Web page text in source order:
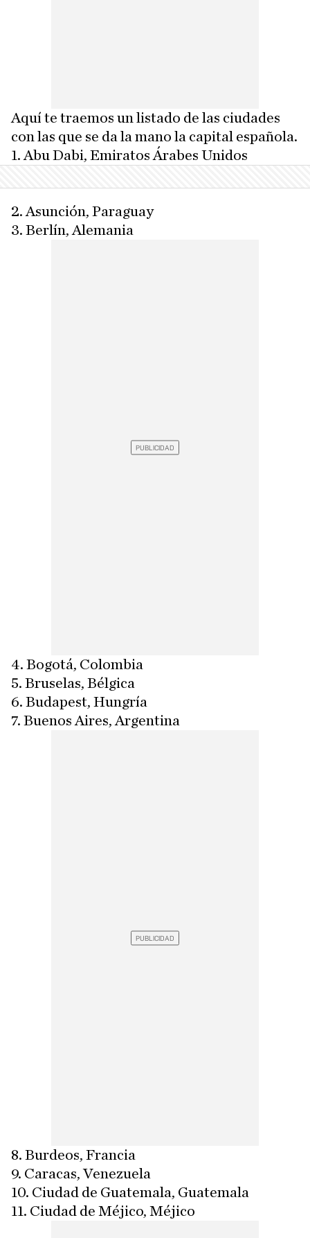
Aquí te traemos un listado de las ciudades
con las que se da la mano la capital española.
1. Abu Dabi, Emiratos Árabes Unidos
2. Asunción, Paraguay
3. Berlín, Alemania
4. Bogotá, Colombia
5. Bruselas, Bélgica
6. Budapest, Hungría
7. Buenos Aires, Argentina
8. Burdeos, Francia
9. Caracas, Venezuela
10. Ciudad de Guatemala, Guatemala
11. Ciudad de Méjico, Méjico